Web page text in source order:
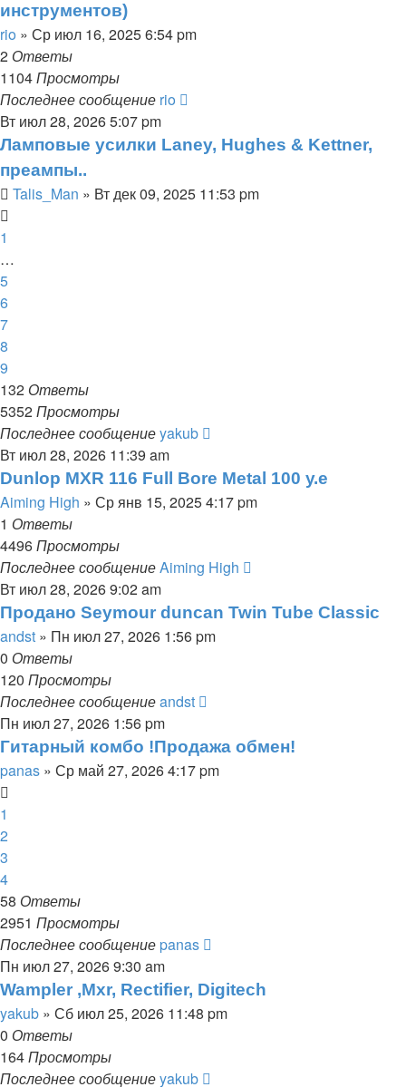
инструментов)
rio » Ср июл 16, 2025 6:54 pm
2 Ответы
1104Просмотры
Последнее сообщение rio
Вт июл 28, 2026 5:07 pm
Ламповые усилки Laney, Hughes & Kettner,
преампы..
Talis_Man » Вт дек 09, 2025 11:53 pm
1
…
5
6
7
8
9
132 Ответы
5352Просмотры
Последнее сообщениеyakub
Вт июл 28, 2026 11:39 am
Dunlop MXR 116 Full Bore Metal 100 у.е
Aiming High » Ср янв 15, 2025 4:17 pm
1 Ответы
4496Просмотры
Последнее сообщениеAiming High
Вт июл 28, 2026 9:02 am
Продано Seymour duncan Twin Tube Classic
andst » Пн июл 27, 2026 1:56 pm
0 Ответы
120 Просмотры
Последнее сообщениеandst
Пн июл 27, 2026 1:56 pm
Гитарный комбо !Продажа обмен!
panas » Ср май 27, 2026 4:17 pm
1
2
3
4
58 Ответы
2951 Просмотры
Последнее сообщение panas
Пн июл 27, 2026 9:30 am
Wampler ,Mxr, Rectifier, Digitech
yakub » Сб июл 25, 2026 11:48 pm
0 Ответы
164Просмотры
Последнее сообщениеyakub